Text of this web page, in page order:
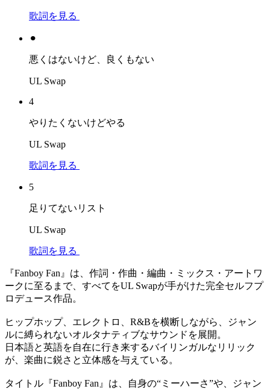
歌詞を見る
⚫︎
悪くはないけど、良くもない
UL Swap
4
やりたくないけどやる
UL Swap
歌詞を見る
5
足りてないリスト
UL Swap
歌詞を見る
『Fanboy Fan』は、作詞・作曲・編曲・ミックス・アートワ
ークに至るまで、すべてをUL Swapが手がけた完全セルフプ
ロデュース作品。
ヒップホップ、エレクトロ、R&Bを横断しながら、ジャン
ルに縛られないオルタナティブなサウンドを展開。
日本語と英語を自在に行き来するバイリンガルなリリック
が、楽曲に鋭さと立体感を与えている。
タイトル『Fanboy Fan』は、自身の“ミーハーさ”や、ジャン